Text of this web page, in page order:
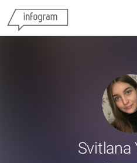
Svitlana